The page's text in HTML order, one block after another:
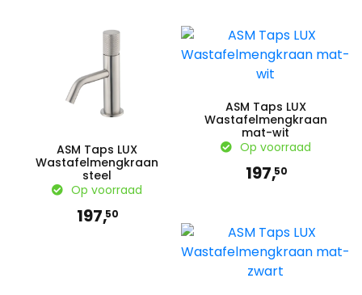
ASM Taps LUX
Wastafelmengkraan
steel
Op voorraad
197,50
ASM Taps LUX
Wastafelmengkraan
mat-wit
Op voorraad
197,50